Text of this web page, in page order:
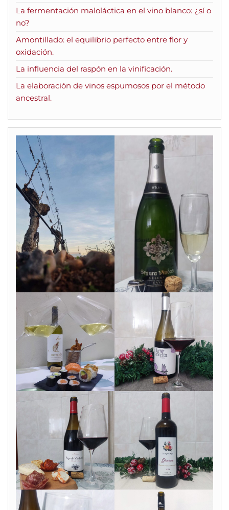
La fermentación maloláctica en el vino blanco: ¿sí o
no?
Amontillado: el equilibrio perfecto entre flor y
oxidación.
La influencia del raspón en la vinificación.
La elaboración de vinos espumosos por el método
ancestral.